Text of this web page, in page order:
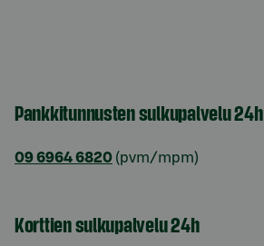
Pankkitunnusten sulkupalvelu 24h
09 6964 6820 (pvm/mpm)
Korttien sulkupalvelu 24h